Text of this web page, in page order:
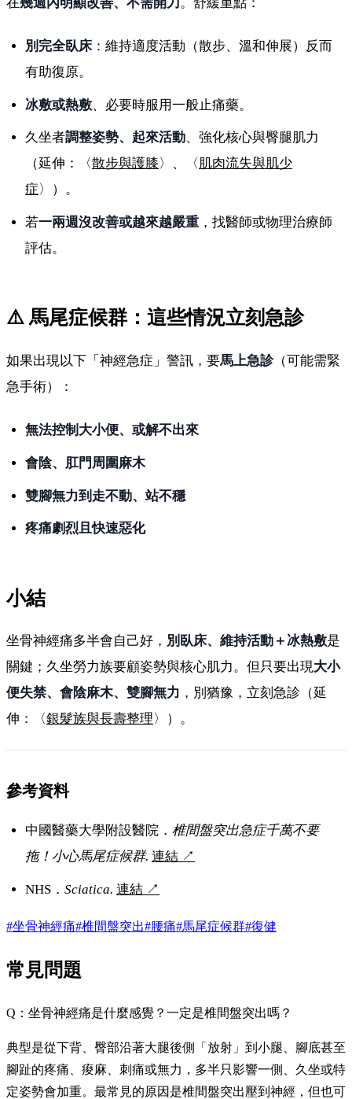
別完全臥床：維持適度活動（散步、溫和伸展）反而
有助復原。
冰敷或熱敷、必要時服用一般止痛藥。
久坐者調整姿勢、起來活動、強化核心與臀腿肌力
（延伸：〈散步與護膝 〉、〈 肌肉流失與肌少
症 〉）。
若一兩週沒改善或越來越嚴重 ，找醫師或物理治療師
評估。
⚠️ 馬尾症候群：這些情況立刻急診
如果出現以下「神經急症」警訊，要馬上急診（可能需緊
急手術）：
無法控制大小便、或解不出來
會陰、肛門周圍麻木
雙腳無力到走不動、站不穩
疼痛劇烈且快速惡化
小結
坐骨神經痛多半會自己好， 別臥床、維持活動＋冰熱敷是
關鍵；久坐勞力族要顧姿勢與核心肌力。但只要出現大小
便失禁、會陰麻木、雙腳無力 ，別猶豫，立刻急診（延
伸：〈銀髮族與長壽整理 〉）。
參考資料
中國醫藥大學附設醫院．椎間盤突出急症千萬不要
拖！小心馬尾症候群. 連結 ↗
NHS．Sciatica. 連結 ↗
#坐骨神經痛#椎間盤突出#腰痛#馬尾症候群#復健
常見問題
Q：坐骨神經痛是什麼感覺？一定是椎間盤突出嗎？
典型是從下背、臀部沿著大腿後側「放射」到小腿、腳底甚至
腳趾的疼痛、痠麻、刺痛或無力，多半只影響一側、久坐或特
定姿勢會加重。最常見的原因是椎間盤突出壓到神經，但也可